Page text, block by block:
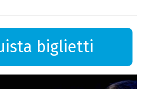
biglietti